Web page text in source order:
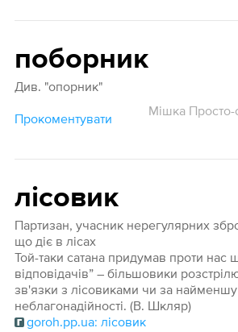
поборник
Див. "опорник"
Прокоментувати
Мішка
лісовик
Партизан, учасник нерегулярних
що діє в лісах
Той-таки сатана придумав проти нас
відповідачів” – більшовики
зв'язки з лісовиками чи за найменшу
неблагонадійності. (В. Шкляр)
goroh.pp.ua: лісовик